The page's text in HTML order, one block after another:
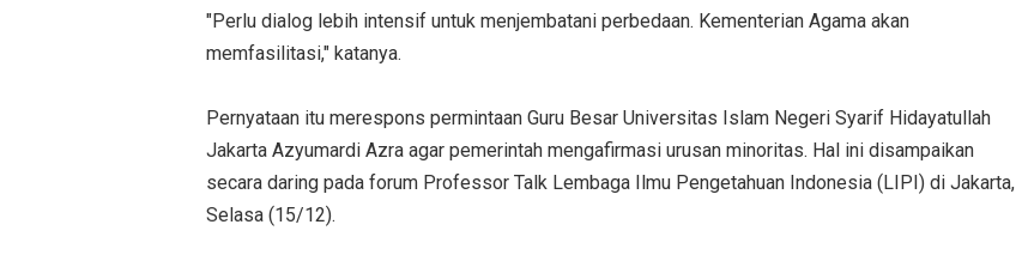
"Perlu dialog lebih intensif untuk menjembatani perbedaan. Kementerian Agama akan
memfasilitasi," katanya.
Pernyataan itu merespons permintaan Guru Besar Universitas Islam Negeri Syarif Hidayatullah
Jakarta Azyumardi Azra agar pemerintah mengafirmasi urusan minoritas. Hal ini disampaikan
secara daring pada forum Professor Talk Lembaga Ilmu Pengetahuan Indonesia (LIPI) di Jakarta,
Selasa (15/12).